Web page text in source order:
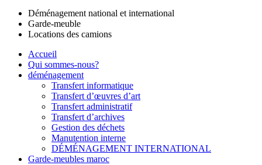
Déménagement national et international
Garde-meuble
Locations des camions
Accueil
Qui sommes-nous?
déménagement
Transfert informatique
Transfert d’œuvres d’art
Transfert administratif
Transfert d’archives
Gestion des déchets
Manutention interne
DÉMÉNAGEMENT INTERNATIONAL
Garde-meubles maroc